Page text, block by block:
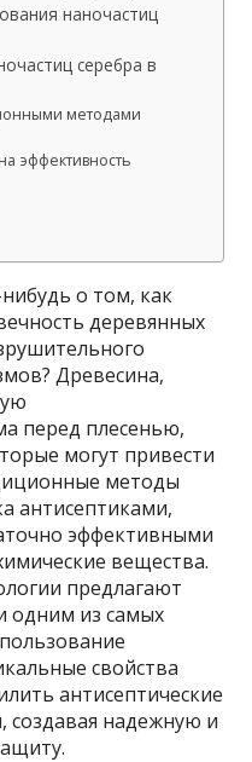
наночастиц
серебра в
методами
эффективность
о том, как
деревянных
Древесина,
перед плесенью,
могут привести
методы
антисептиками,
эффективными
вещества.
предлагают
одним из самых
свойства
антисептические
создавая надежную и